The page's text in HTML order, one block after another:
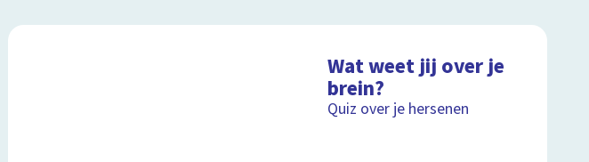
Wat weet jij over je
brein?
Quiz over je hersenen